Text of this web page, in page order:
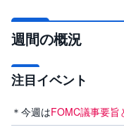
週間の概況
注目イベント
＊今週はFOMC議事要旨